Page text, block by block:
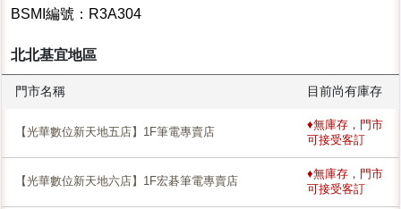
BSMI編號：R3A304
北北基宜地區
門市名稱 目前尚有庫存
【光華數位新天地五店】1F筆電專賣店
♦無庫存，門市
可接受客訂
【光華數位新天地六店】1F宏碁筆電專賣店
♦無庫存，門市
可接受客訂